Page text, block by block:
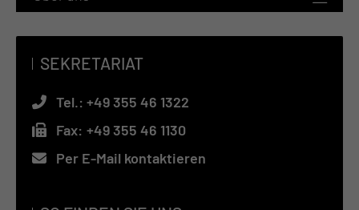
SEKRETARIAT
Tel.: +49 355 46 1322
Fax: +49 355 46 1130
Per E-Mail kontaktieren